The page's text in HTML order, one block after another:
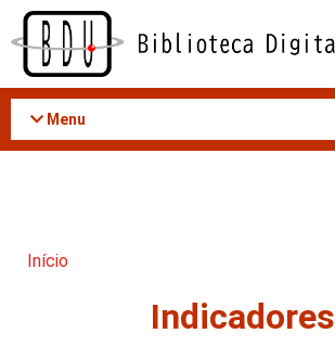
Acessar
conteúdo
Menu
Início
Indicadores